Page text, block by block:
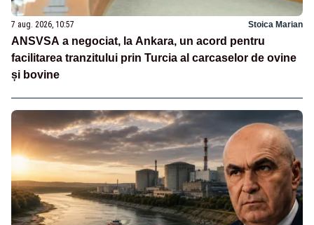
7 aug. 2026, 10:57 Stoica Marian
ANSVSA a negociat, la Ankara, un acord pentru
facilitarea tranzitului prin Turcia al carcaselor de ovine
și bovine